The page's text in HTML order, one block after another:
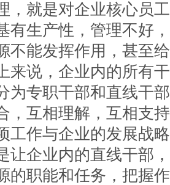
，就是对企业核心员
有生产性，管理不好
不能发挥作用，甚至
来说，企业内的所有
为专职干部和直线干
，互相理解，互相支
工作与企业的发展战
让企业内的直线干部
的职能和任务，把握